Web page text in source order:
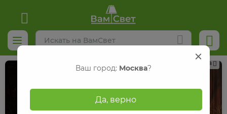
Реклама
Ваш город: Москва?
Да, верно